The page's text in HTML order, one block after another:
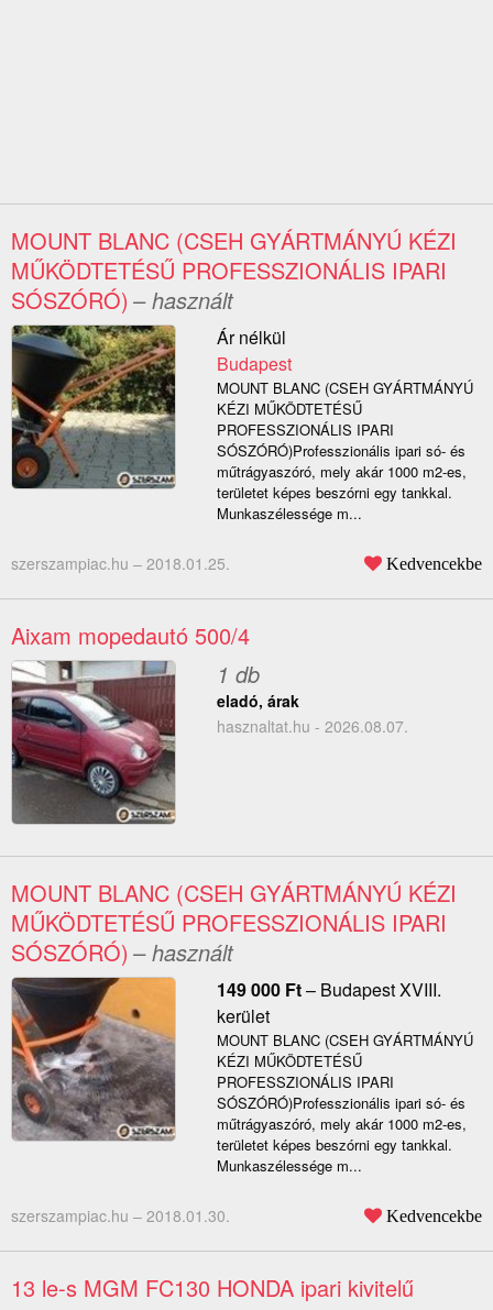
MOUNT BLANC (CSEH GYÁRTMÁNYÚ KÉZI
MŰKÖDTETÉSŰ PROFESSZIONÁLIS IPARI
SÓSZÓRÓ) – használt
Ár nélkül
Budapest
MOUNT BLANC (CSEH GYÁRTMÁNYÚ
KÉZI MŰKÖDTETÉSŰ
PROFESSZIONÁLIS IPARI
SÓSZÓRÓ)Professzionális ipari só- és
műtrágyaszóró, mely akár 1000 m2-es,
területet képes beszórni egy tankkal.
Munkaszélessége m...
szerszampiac.hu – 2018.01.25. Kedvencekbe
Aixam mopedautó 500/4
1 db
eladó, árak
hasznaltat.hu - 2026.08.07.
MOUNT BLANC (CSEH GYÁRTMÁNYÚ KÉZI
MŰKÖDTETÉSŰ PROFESSZIONÁLIS IPARI
SÓSZÓRÓ) – használt
149 000 Ft– Budapest XVIII.
kerület
MOUNT BLANC (CSEH GYÁRTMÁNYÚ
KÉZI MŰKÖDTETÉSŰ
PROFESSZIONÁLIS IPARI
SÓSZÓRÓ)Professzionális ipari só- és
műtrágyaszóró, mely akár 1000 m2-es,
területet képes beszórni egy tankkal.
Munkaszélessége m...
szerszampiac.hu – 2018.01.30. Kedvencekbe
13 le-s MGM FC130 HONDA ipari kivitelű